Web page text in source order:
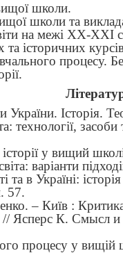
школи.
школи та
на межі ХХ-ХХІ
та історичних
процесу.
Історія.
технології,
у вищий
варіанти
та в Україні:
57.
– Київ :
Ясперс К. Смысл
процесу у вищій